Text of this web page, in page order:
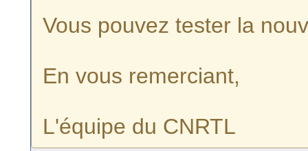
Vous pouvez tester la
En vous remerciant,
L'équipe du CNRTL